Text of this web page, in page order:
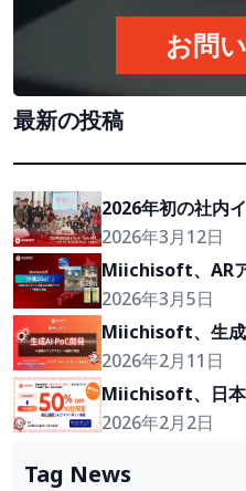
お問
最新の投稿
2026年初の社内
イアントの『
2026年3月12日
Miichisoft、AR
「沖縄2Go！」の
2026年3月5日
Miichisoft、生成
始。アイデアを2
イプに。
2026年2月11日
Miichisoft、日本
トボット」導入
2026年2月2日
Tag News